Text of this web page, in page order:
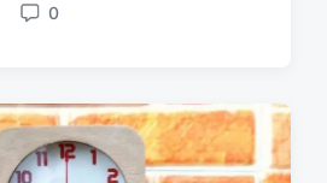
评
0